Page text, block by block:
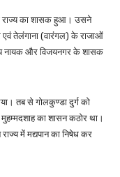
राज्य का शासक हुआ। उसने
एवं तेलंगाना (वारंगल) के राजाओं
नायक और विजयनगर के शासक
तब से गोलकुण्डा दुर्ग को
मुहम्मदशाह का शासन कठोर था।
में मद्यपान का निषेध कर